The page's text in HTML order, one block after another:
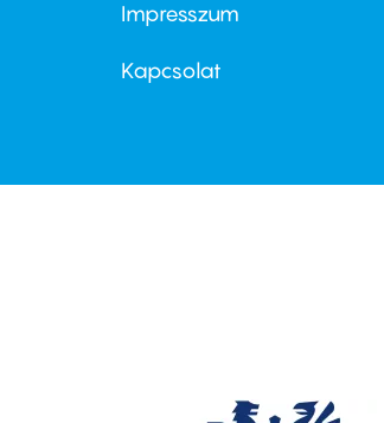
Footer
menu
Impresszum
Kapcsolat